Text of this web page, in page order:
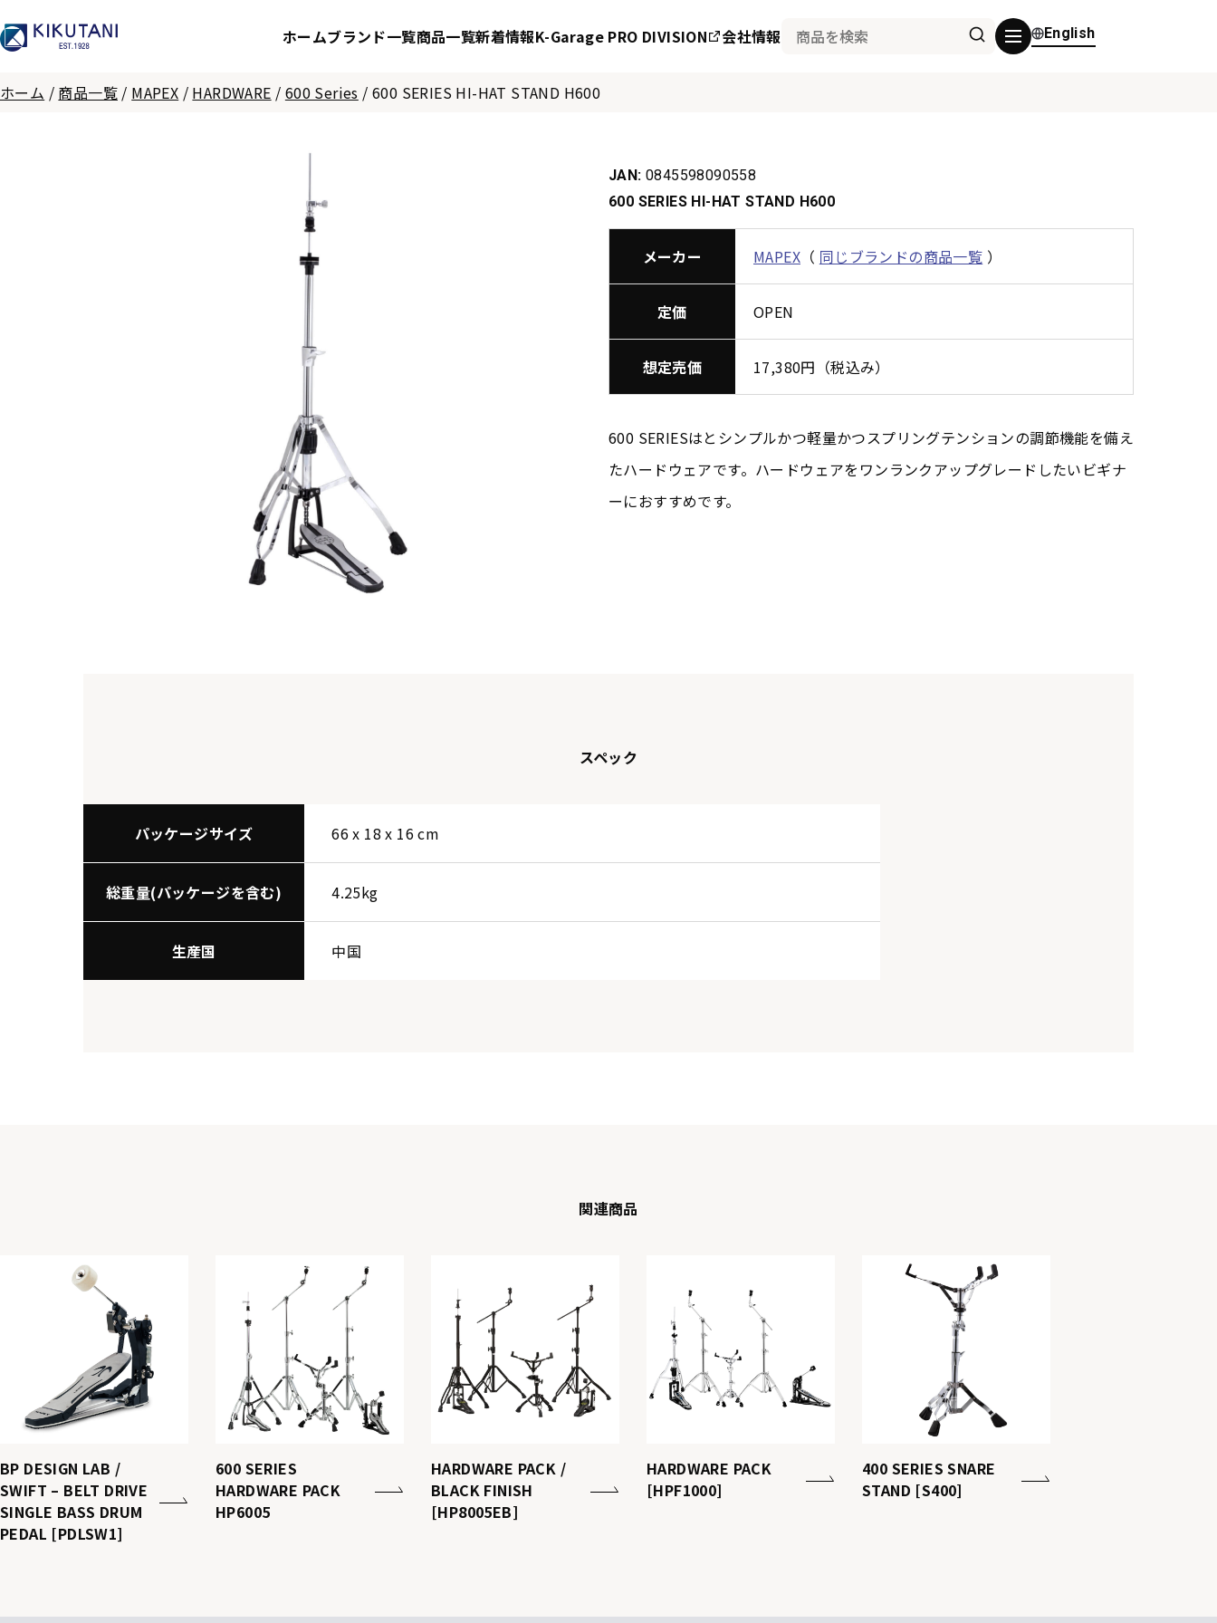
ホームブランド一覧商品一覧新着情報K-Garage PRO DIVISION 会社情報 English
ホーム / 商品一覧 / MAPEX / HARDWARE / 600 Series /600 SERIES HI-HAT STAND H600
JAN: 0845598090558
600 SERIES HI-HAT STAND H600
メーカー MAPEX （ 同じブランドの商品一覧 ）
定価 OPEN
想定売価 17,380円（税込み）
600 SERIESはとシンプルかつ軽量かつスプリングテンションの調節機能を備え
たハードウェアです。ハードウェアをワンランクアップグレードしたいビギナ
ーにおすすめです。
スペック
パッケージサイズ 66 x 18 x 16 cm
総重量(パッケージを含む) 4.25kg
生産国 中国
関連商品
BP DESIGN LAB /
SWIFT – BELT DRIVE
SINGLE BASS DRUM
PEDAL [PDLSW1]
600 SERIES
HARDWARE PACK
HP6005
HARDWARE PACK /
BLACK FINISH
[HP8005EB]
HARDWARE PACK
[HPF1000]
400 SERIES SNARE
STAND [S400]